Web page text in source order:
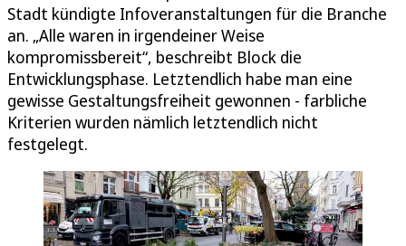
Stadt kündigte Infoveranstaltungen für die Branche
an. „Alle waren in irgendeiner Weise
kompromissbereit“, beschreibt Block die
Entwicklungsphase. Letztendlich habe man eine
gewisse Gestaltungsfreiheit gewonnen - farbliche
Kriterien wurden nämlich letztendlich nicht
festgelegt.